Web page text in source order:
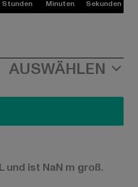
Stunden Minuten Sekunden
AUSWÄHLEN
ist NaN m groß.